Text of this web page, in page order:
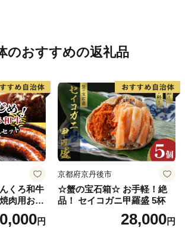
のおすすめの返礼品
くろ和牛
肉用お
ハム、ソ
お試し円
京都府京丹後市
☆蟹の宝石箱☆ お手軽！絶
品！ セイコガニ甲羅盛 5杯
28,000円